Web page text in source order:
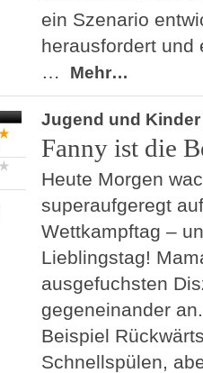
ein Szenario
herausfordert und
…
Mehr…
Jugend und Kinder
Fanny ist die
Heute Morgen
superaufgeregt
Wettkampftag –
Lieblingstag!
ausgefuchsten
gegeneinander
Beispiel
Schnellspülen,